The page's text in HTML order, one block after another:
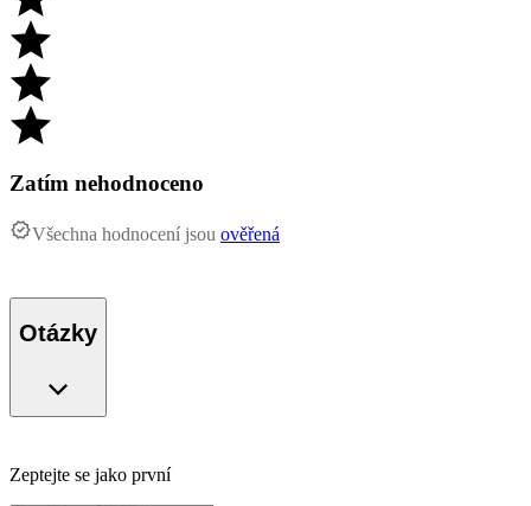
Zatím nehodnoceno
Všechna hodnocení jsou ověřená
Otázky
Zeptejte se jako první